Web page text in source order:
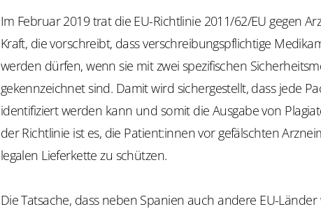
Im Februar 2019 trat die EU-Richtlinie 2011/62/EU gegen
Kraft, die vorschreibt, dass verschreibungspflichtige
werden dürfen, wenn sie mit zwei spezifischen
gekennzeichnet sind. Damit wird sichergestellt, dass jede
identifiziert werden kann und somit die Ausgabe von
der Richtlinie ist es, die Patient:innen vor gefälschten
legalen Lieferkette zu schützen.
Die Tatsache, dass neben Spanien auch andere EU-